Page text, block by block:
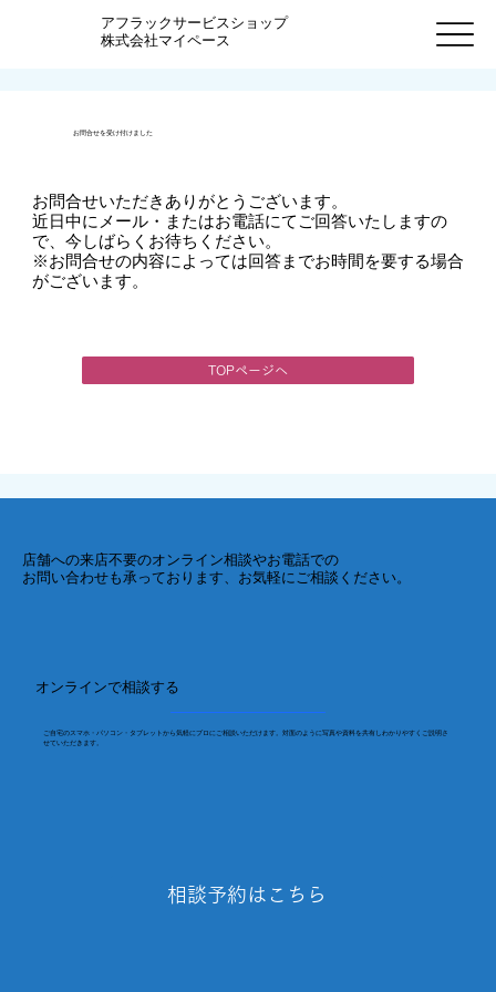
アフラックサービスショップ
株式会社マイペース
お問合せを受け付けました
お問合せいただきありがとうございます。
近日中にメール・またはお電話にてご回答いたしますの
で、今しばらくお待ちください。
​※お問合せの内容によっては回答までお時間を要する場合
がございます。
TOPページへ
店舗への来店不要のオンライン相談やお電話での
お問い合わせも承っております、お気軽にご相談ください。
オンラインで相談する
ご自宅のスマホ・パソコン・タブレットから気軽にプロにご相談いただけます。対面のように写真や資料を共有しわかりやすくご説明さ
せていただきます。
相談予約はこちら